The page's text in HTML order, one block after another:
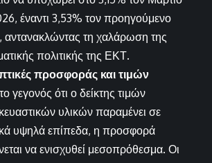
έναντι 3,53% τον προηγούμενο
αντανακλώντας τη χαλάρωση της
πολιτικής της ΕΚΤ.
προσφοράς και τιμών
γεγονός ότι ο δείκτης τιμών
υλικών παραμένει σε
υψηλά επίπεδα, η προσφορά
να ενισχυθεί μεσοπρόθεσμα. Οι